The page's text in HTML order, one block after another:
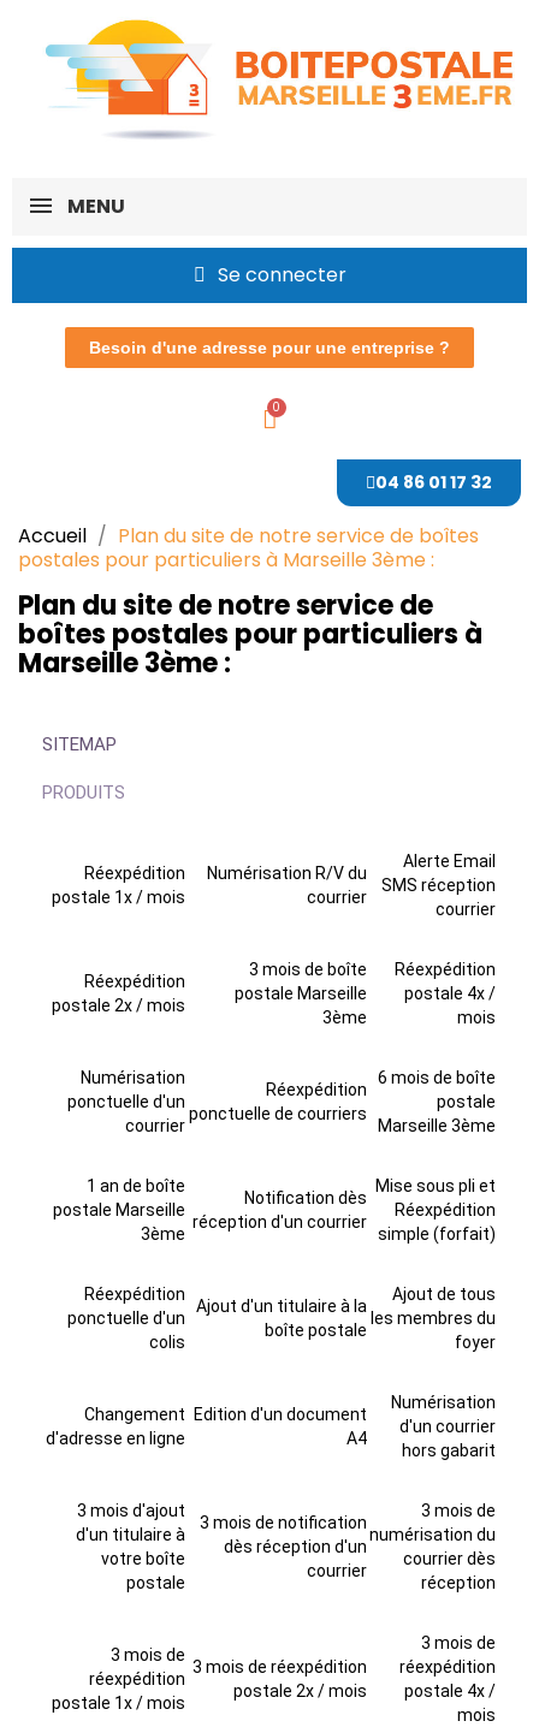
MENU
Se connecter
Besoin d'une adresse pour une entreprise ?
04 86 01 17 32
Accueil
Plan du site de notre service de boîtes
postales pour particuliers à Marseille 3ème :
Plan du site de notre service de
boîtes postales pour particuliers à
Marseille 3ème :
SITEMAP
PRODUITS
Réexpédition
postale 1x / mois
Numérisation R/V du
courrier
Alerte Email
SMS réception
courrier
Réexpédition
postale 2x / mois
3 mois de boîte
postale Marseille
3ème
Réexpédition
postale 4x /
mois
Numérisation
ponctuelle d'un
courrier
Réexpédition
ponctuelle de courriers
6 mois de boîte
postale
Marseille 3ème
1 an de boîte
postale Marseille
3ème
Notification dès
réception d'un courrier
Mise sous pli et
Réexpédition
simple (forfait)
Réexpédition
ponctuelle d'un
colis
Ajout d'un titulaire à la
boîte postale
Ajout de tous
les membres du
foyer
Changement
d'adresse en ligne
Edition d'un document
A4
Numérisation
d'un courrier
hors gabarit
3 mois d'ajout
d'un titulaire à
votre boîte
postale
3 mois de notification
dès réception d'un
courrier
3 mois de
numérisation du
courrier dès
réception
3 mois de
réexpédition
postale 1x / mois
3 mois de réexpédition
postale 2x / mois
3 mois de
réexpédition
postale 4x /
mois